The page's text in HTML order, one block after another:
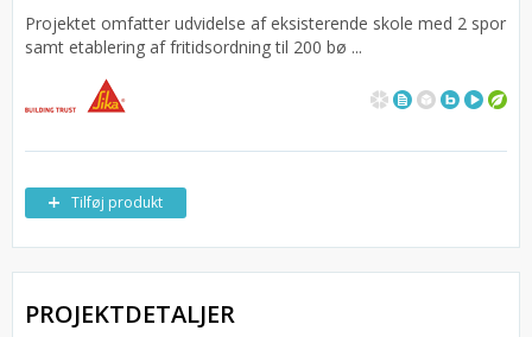
Projektet omfatter udvidelse af eksisterende skole med 2 spor
samt etablering af fritidsordning til 200 bø ...
Tilføj produkt
PROJEKTDETALJER